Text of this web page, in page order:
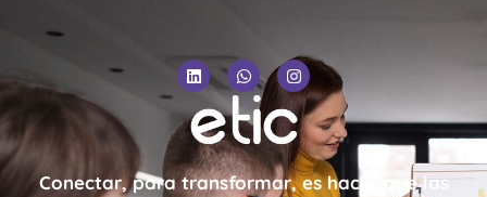
Conectar, para transformar, es hacer que las